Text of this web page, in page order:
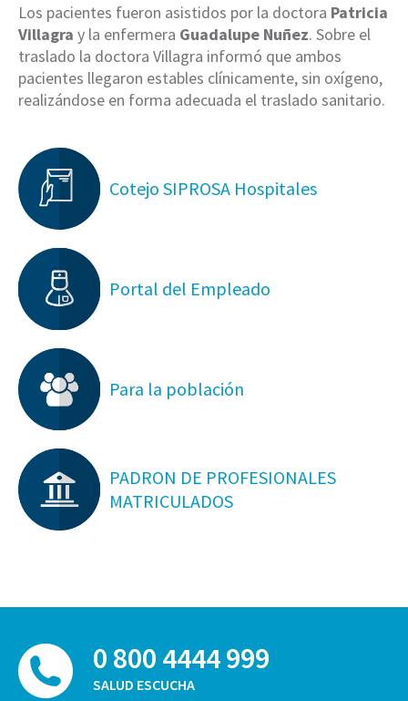
Los pacientes fueron asistidos por la doctora Patricia
Villagra y la enfermera Guadalupe Nuñez. Sobre el
traslado la doctora Villagra informó que ambos
pacientes llegaron estables clínicamente, sin oxígeno,
realizándose en forma adecuada el traslado sanitario.
Cotejo SIPROSA Hospitales
Portal del Empleado
Para la población
PADRON DE PROFESIONALES
MATRICULADOS
0 800 4444 999
SALUD ESCUCHA